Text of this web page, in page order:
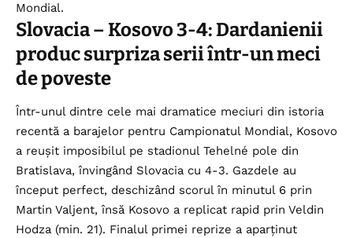
Mondial.
Slovacia – Kosovo 3-4: Dardanienii
produc surpriza serii într-un meci
de poveste
Într-unul dintre cele mai dramatice meciuri din istoria
recentă a barajelor pentru Campionatul Mondial, Kosovo
a reușit imposibilul pe stadionul Tehelné pole din
Bratislava, învingând Slovacia cu 4-3. Gazdele au
început perfect, deschizând scorul în minutul 6 prin
Martin Valjent, însă Kosovo a replicat rapid prin Veldin
Hodza (min. 21). Finalul primei reprize a aparținut